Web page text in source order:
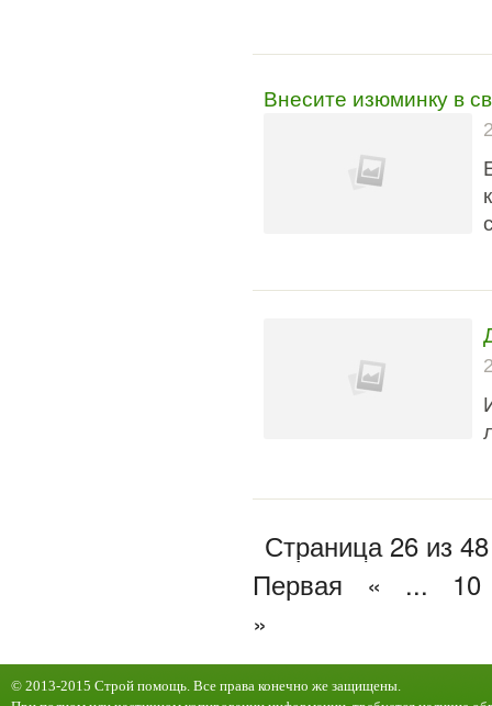
Внесите изюминку в
Страница 26 из 48
Первая
« ...
10
»
© 2013-2015 Строй помощь. Все права конечно же защищены.